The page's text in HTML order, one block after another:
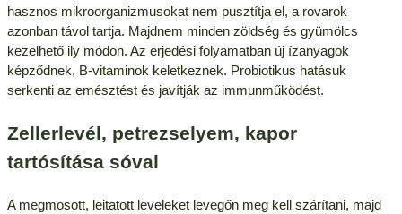
hasznos mikroorganizmusokat nem pusztítja el, a rovarok
azonban távol tartja. Majdnem minden zöldség és gyümölcs
kezelhető ily módon. Az erjedési folyamatban új ízanyagok
képződnek, B-vitaminok keletkeznek. Probiotikus hatásuk
serkenti az emésztést és javítják az immunműködést.
Zellerlevél, petrezselyem, kapor
tartósítása sóval
A megmosott, leitatott leveleket levegőn meg kell szárítani, majd